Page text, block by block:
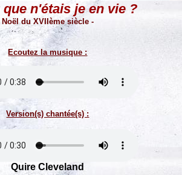
que n'étais je en vie ?
Noël du XVIIème siècle -
Ecoutez la musique :
Version(s) chantée(s) :
Quire Cleveland